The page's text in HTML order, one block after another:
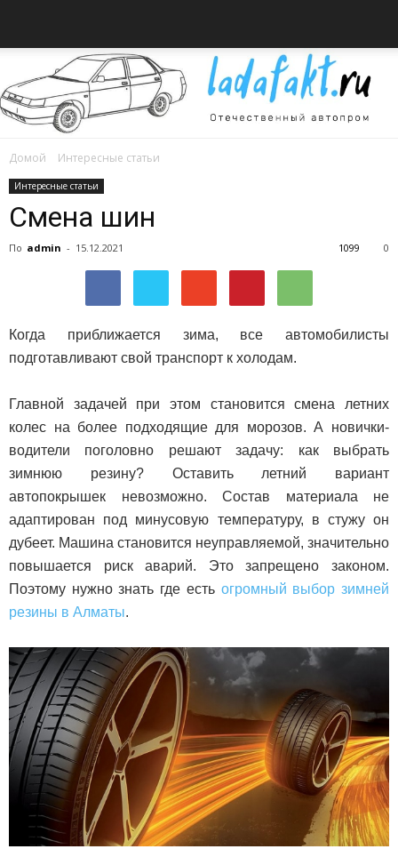
автомобилях
ВАЗ
Домой Интересные статьи
Интересные статьи
Смена шин
По admin - 15.12.2021 0
1099
Когда приближается зима, все автомобилисты
подготавливают свой транспорт к холодам.
Главной задачей при этом становится смена летних
колес на более подходящие для морозов. А новички-
водители поголовно решают задачу: как выбрать
зимнюю резину? Оставить летний вариант
автопокрышек невозможно. Состав материала не
адаптирован под минусовую температуру, в стужу он
дубеет. Машина становится неуправляемой, значительно
повышается риск аварий. Это запрещено законом.
Поэтому нужно знать где есть огромный выбор зимней
резины в Алматы.